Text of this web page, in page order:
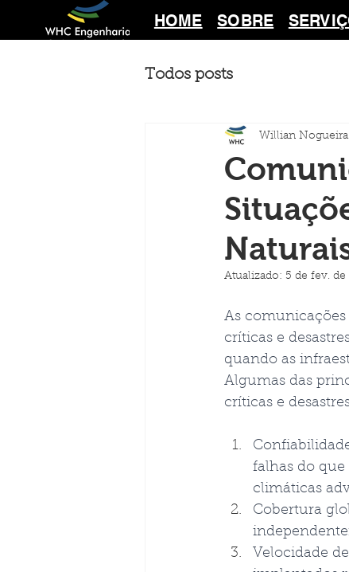
HOME SOBRE
Todos posts
Willian Nogueira
Atualizado: 5 de fev. de
As
críticas e
quando as
Algumas das
críticas e
falhas do que
climáticas
Cobertura
Velocidade